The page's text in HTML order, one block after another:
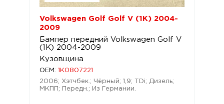
Volkswagen Golf Golf V (1K) 2004-
2009
Бампер передний Volkswagen Golf V
(1K) 2004-2009
Кузовщина
OEM: 1K0807221
2006; Хэтчбек.; Чёрный; 1,9; TDi; Дизель;
МКПП; Передн.; Из Германии.